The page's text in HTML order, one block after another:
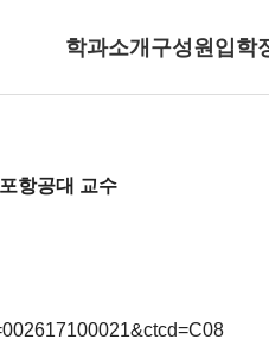
학과소개 구성원입학
항공대 교수